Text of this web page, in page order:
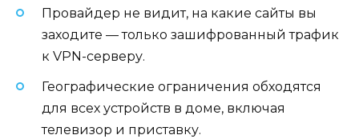
Провайдер не видит, на какие сайты вы
заходите — только зашифрованный трафик
к VPN-серверу.
Географические ограничения обходятся
для всех устройств в доме, включая
телевизор и приставку.